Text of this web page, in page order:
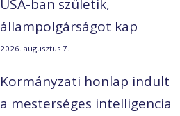
USA-ban születik,
állampolgárságot kap
2026. augusztus 7.
Kormányzati honlap indult
a mesterséges intelligencia